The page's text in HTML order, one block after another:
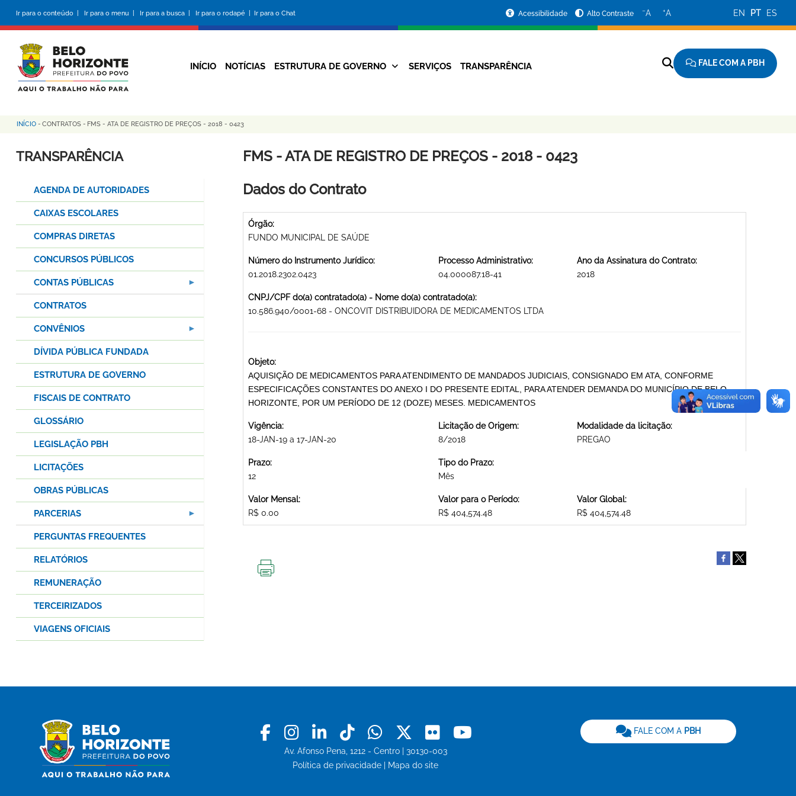
conteúdo
principal
Ir para o conteúdo | Ir para o menu | Ir para a busca | Ir para o rodapé | Ir para o Chat
da
Prefeitura
Acessibilidade Alto Contraste −A +A EN PT ES
Navegação
INÍCIO NOTÍCIAS ESTRUTURA DE GOVERNO SERVIÇOS TRANSPARÊNCIA FALE COM A PBH
Trilha
de
INÍCIO - CONTRATOS - FMS - ATA DE REGISTRO DE PREÇOS - 2018 - 0423
FMS - ATA DE REGISTRO DE PREÇOS - 2018 - 0423
Dados do Contrato
Órgão:
FUNDO MUNICIPAL DE SAÚDE
Número do Instrumento Jurídico:
01.2018.2302.0423
Processo Administrativo:
04.000087.18-41
Ano da Assinatura do Contrato:
2018
CNPJ/CPF do(a) contratado(a) - Nome do(a) contratado(a):
10.586.940/0001-68 - ONCOVIT DISTRIBUIDORA DE MEDICAMENTOS LTDA
Objeto:
AQUISIÇÃO DE MEDICAMENTOS PARA ATENDIMENTO DE MANDADOS JUDICIAIS, CONSIGNADO EM ATA, CONFORME
ESPECIFICAÇÕES CONSTANTES DO ANEXO I DO PRESENTE EDITAL, PARA ATENDER DEMANDA DO MUNICÍPIO DE BELO
HORIZONTE, POR UM PERÍODO DE 12 (DOZE) MESES. MEDICAMENTOS
Vigência:
18-JAN-19 a 17-JAN-20
Licitação de Origem:
8/2018
Modalidade da licitação:
PREGAO
Prazo:
12
Tipo do Prazo:
Mês
Valor Mensal:
R$ 0.00
Valor para o Período:
R$ 404,574.48
Valor Global:
R$ 404,574.48
TRANSPARÊNCIA
AGENDA DE AUTORIDADES
CAIXAS ESCOLARES
COMPRAS DIRETAS
CONCURSOS PÚBLICOS
CONTAS PÚBLICAS
CONTRATOS
CONVÊNIOS
DÍVIDA PÚBLICA FUNDADA
ESTRUTURA DE GOVERNO
FISCAIS DE CONTRATO
GLOSSÁRIO
LEGISLAÇÃO PBH
LICITAÇÕES
OBRAS PÚBLICAS
PARCERIAS
PERGUNTAS FREQUENTES
RELATÓRIOS
REMUNERAÇÃO
TERCEIRIZADOS
VIAGENS OFICIAIS
Facebook
Instagram
LinkedinTiktokWhatsapp
X Flickr
Av. Afonso Pena, 1212 - Centro | 30130-003
Política de privacidade
Mapa do site
FALE COM A PBH